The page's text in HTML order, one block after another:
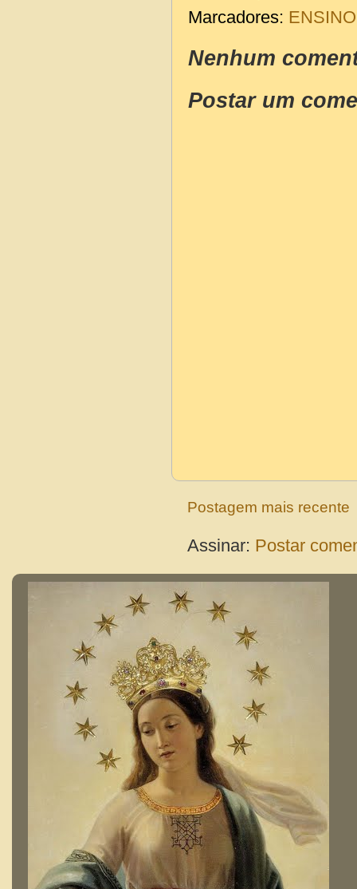
Marcadores:
Nenhum
Postar um
Postagem mais recente
Assinar: Postar